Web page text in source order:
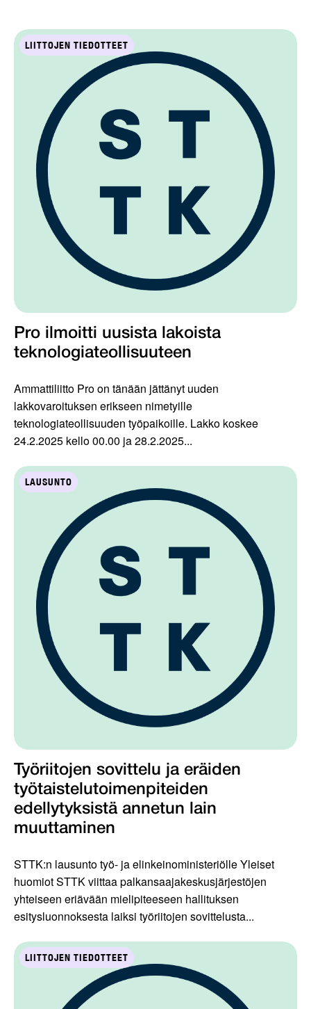
LIITTOJEN TIEDOTTEET
Pro ilmoitti uusista lakoista
teknologiateollisuuteen
Ammattiliitto Pro on tänään jättänyt uuden
lakkovaroituksen erikseen nimetyille
teknologiateollisuuden työpaikoille. Lakko koskee
24.2.2025 kello 00.00 ja 28.2.2025...
LAUSUNTO
Työriitojen sovittelu ja eräiden
työtaistelutoimenpiteiden
edellytyksistä annetun lain
muuttaminen
STTK:n lausunto työ- ja elinkeinoministeriölle Yleiset
huomiot STTK viittaa palkansaajakeskusjärjestöjen
yhteiseen eriävään mielipiteeseen hallituksen
esitysluonnoksesta laiksi työriitojen sovittelusta...
LIITTOJEN TIEDOTTEET